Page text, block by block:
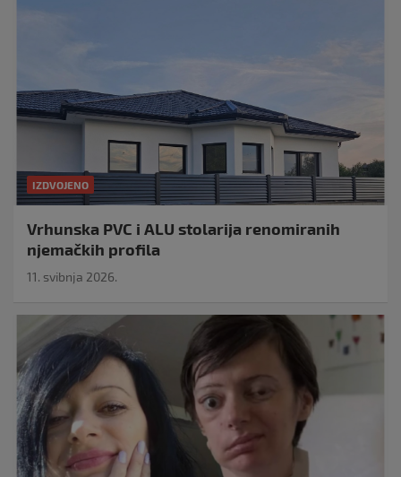
IZDVOJENO
Vrhunska PVC i ALU stolarija renomiranih
njemačkih profila
11. svibnja 2026.